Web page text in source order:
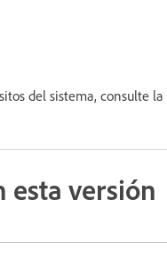
del sistema, consulte la
esta versión